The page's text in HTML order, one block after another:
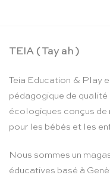
TEIA ( Tay ah )
Teia Education & Play
pédagogique de
écologiques conçus de
pour les bébés et les
Nous sommes un
éducatives basé à